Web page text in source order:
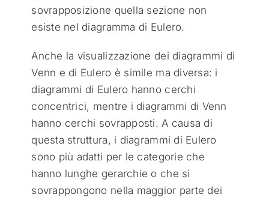
sovrapposizione quella sezione non
esiste nel diagramma di Eulero.
Anche la visualizzazione dei diagrammi di
Venn e di Eulero è simile ma diversa: i
diagrammi di Eulero hanno cerchi
concentrici, mentre i diagrammi di Venn
hanno cerchi sovrapposti. A causa di
questa struttura, i diagrammi di Eulero
sono più adatti per le categorie che
hanno lunghe gerarchie o che si
sovrappongono nella maggior parte dei